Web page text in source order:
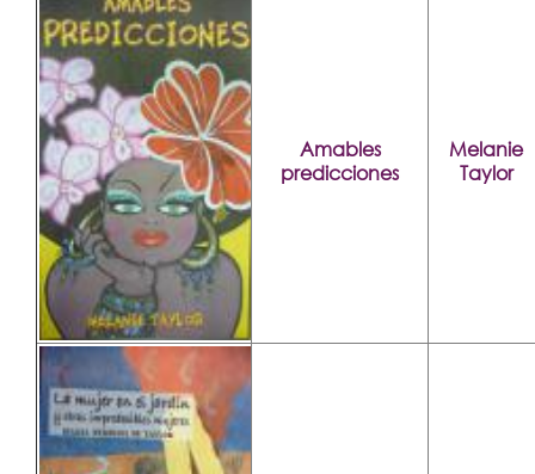
Amables
predicciones
Melanie
Taylor